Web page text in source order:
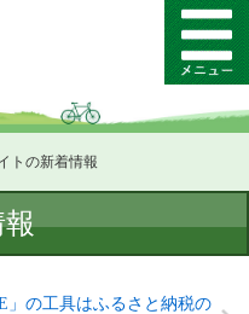
メ
ニ
ー
トの新着情報
」の工具はふるさと納税の